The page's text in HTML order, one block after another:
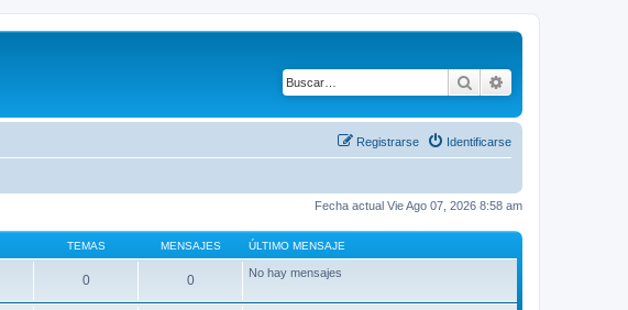
Buscar
Identificarse
Registrarse
Fecha actual Vie Ago 07, 2026 8:58 am
TEMAS MENSAJES ÚLTIMO MENSAJE
0 0 No hay mensajes